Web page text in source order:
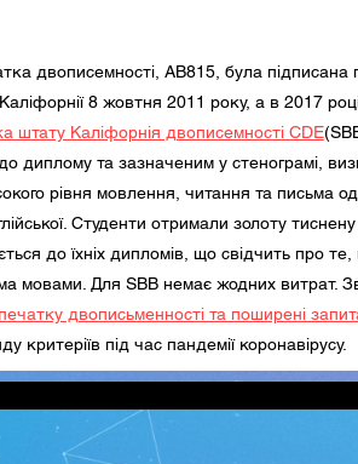
двописемності, AB815, була підписана
8 жовтня 2011 року, а в 2017
штату Каліфорнія двописемності CDE
диплому та зазначеним у стенограмі,
рівня мовлення, читання та письма
Студенти отримали золоту
до їхніх дипломів, що свідчить про
мовами. Для SBB немає жодних витрат.
двописьменності та поширені
критеріїв під час пандемії коронавірусу.